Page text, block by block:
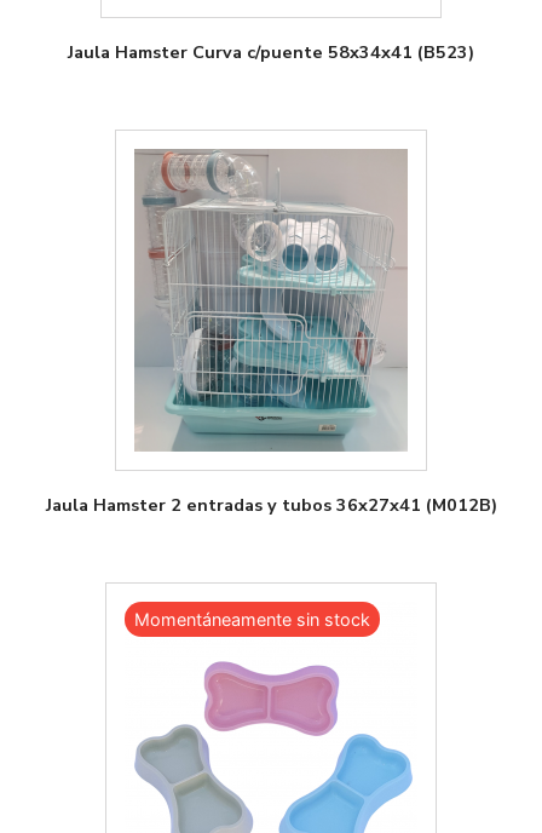
Jaula Hamster Curva c/puente 58x34x41 (B523)
Jaula Hamster 2 entradas y tubos 36x27x41 (M012B)
Momentáneamente sin stock